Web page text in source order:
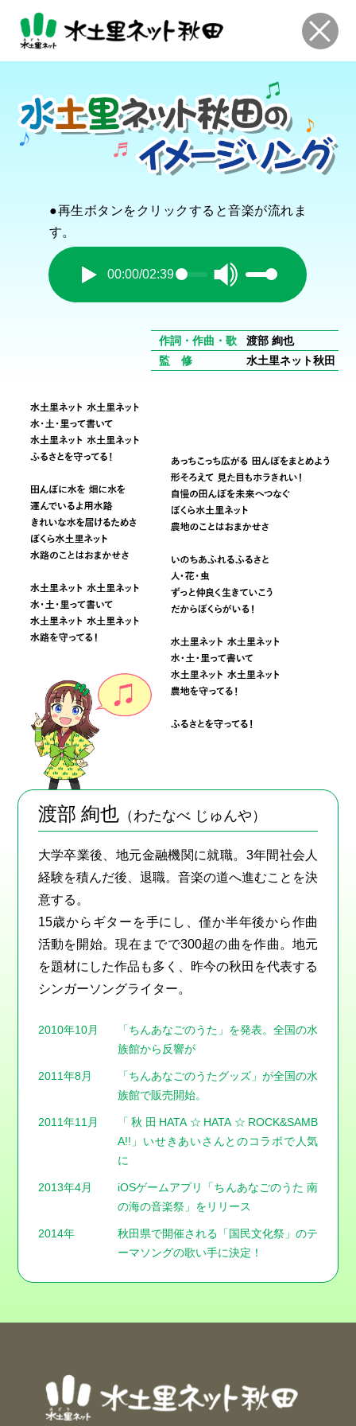
●再生ボタンをクリックすると音楽が流れま
す。
00:00/02:39
作詞・作曲・歌
渡部 絢也
監 修
⽔⼟⾥ネット秋⽥
渡部 絢也（わたなべ じゅんや）
⼤学卒業後、地元⾦融機関に就職。3年間社会⼈
経験を積んだ後、退職。⾳楽の道へ進むことを決
意する。
15歳からギターを⼿にし、僅か半年後から作曲
活動を開始。現在までで300超の曲を作曲。地元
を題材にした作品も多く、昨今の秋⽥を代表する
シンガーソングライター。
2010年10⽉
「ちんあなごのうた」を発表。全国の⽔
族館から反響が
2011年8⽉
「ちんあなごのうたグッズ」が全国の⽔
族館で販売開始。
2011年11⽉
「秋⽥HATA☆HATA☆ROCK&SAMB
A!!」いせきあいさんとのコラボで⼈気
に
2013年4⽉
iOSゲームアプリ「ちんあなごのうた 南
の海の⾳楽祭」をリリース
2014年
秋⽥県で開催される「国⺠⽂化祭」のテ
ーマソングの歌い⼿に決定！